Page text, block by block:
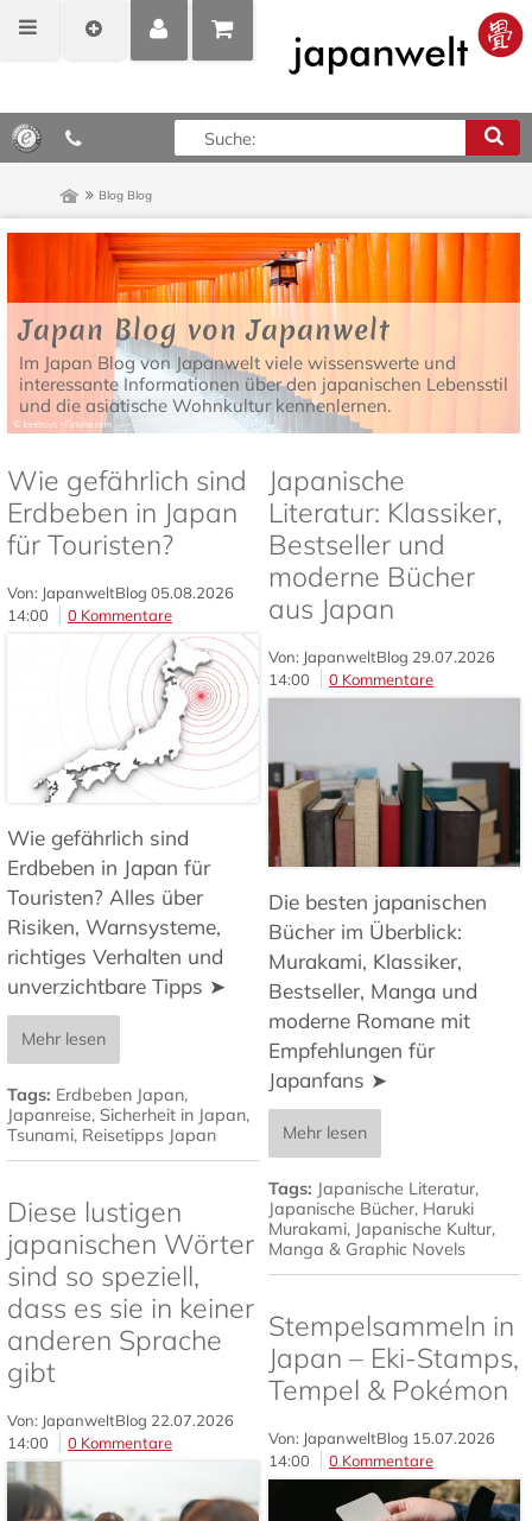
MEIN
POSITIONEN
ANZEIGEN
0,00 €*
Blog Blog
Japan Blog von Japanwelt
Im Japan Blog von Japanwelt viele wissenswerte und
interessante Informationen über den japanischen Lebensstil
und die asiatische Wohnkultur kennenlernen.
Wie gefährlich sind
Erdbeben in Japan
für Touristen?
Von: JapanweltBlog 05.08.2026
14:00
0 Kommentare
Wie gefährlich sind
Erdbeben in Japan für
Touristen? Alles über
Risiken, Warnsysteme,
richtiges Verhalten und
unverzichtbare Tipps ➤
Mehr lesen
Tags: Erdbeben Japan,
Japanreise, Sicherheit in Japan,
Tsunami, Reisetipps Japan
Japanische
Literatur: Klassiker,
Bestseller und
moderne Bücher
aus Japan
Von: JapanweltBlog 29.07.2026
14:00
0 Kommentare
Die besten japanischen
Bücher im Überblick:
Murakami, Klassiker,
Bestseller, Manga und
moderne Romane mit
Empfehlungen für
Japanfans ➤
Mehr lesen
Tags: Japanische Literatur,
Japanische Bücher, Haruki
Murakami, Japanische Kultur,
Manga & Graphic Novels
Diese lustigen
japanischen Wörter
sind so speziell,
dass es sie in keiner
anderen Sprache
gibt
Von: JapanweltBlog 22.07.2026
14:00
0 Kommentare
Stempelsammeln in
Japan – Eki-Stamps,
Tempel & Pokémon
Von: JapanweltBlog 15.07.2026
14:00
0 Kommentare